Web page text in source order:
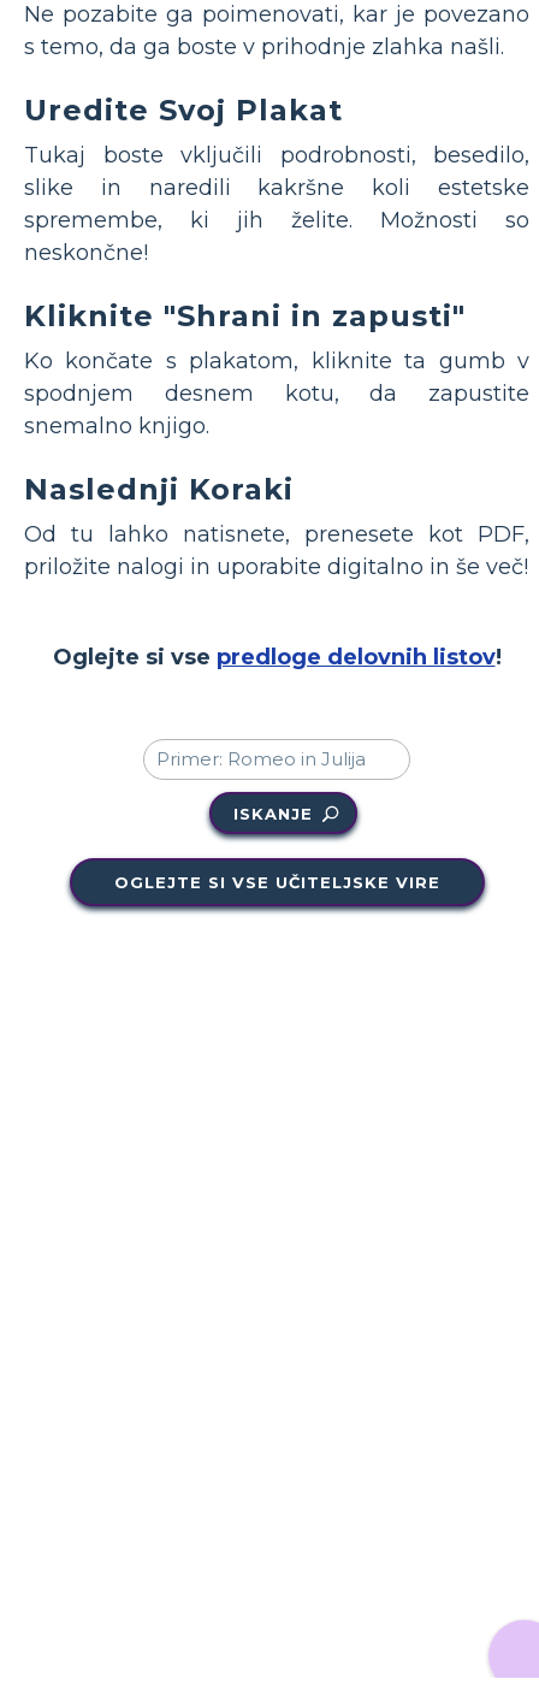
Ne pozabite ga poimenovati, kar je povezano
s temo, da ga boste v prihodnje zlahka našli.
Uredite Svoj Plakat
Tukaj boste vključili podrobnosti, besedilo,
slike in naredili kakršne koli estetske
spremembe, ki jih želite. Možnosti so
neskončne!
Kliknite "Shrani in zapusti"
Ko končate s plakatom, kliknite ta gumb v
spodnjem desnem kotu, da zapustite
snemalno knjigo.
Naslednji Koraki
Od tu lahko natisnete, prenesete kot PDF,
priložite nalogi in uporabite digitalno in še več!
Oglejte si vse predloge delovnih listov!
ISKANJE
OGLEJTE SI VSE UČITELJSKE VIRE